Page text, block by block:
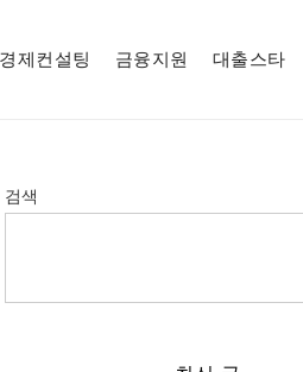
경제컨설팅 금융지원 대출스타
검색